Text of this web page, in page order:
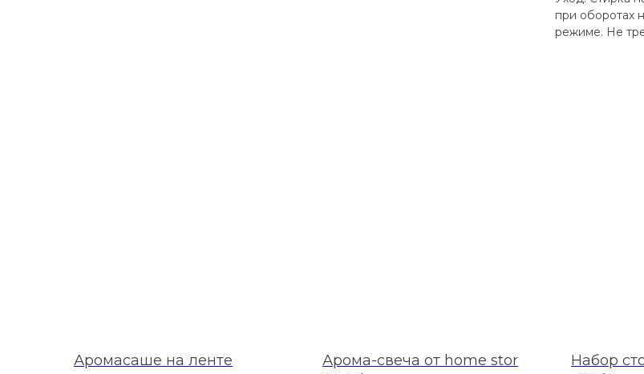
при оборотах
режиме. Не
Аромасаше на ленте
Арома-свеча от home stor
Набор